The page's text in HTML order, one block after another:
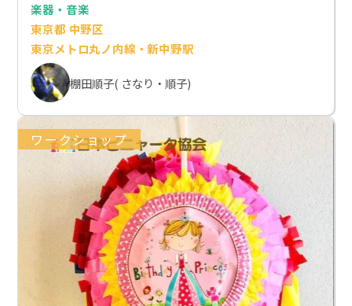
楽器・音楽
東京都 中野区
東京メトロ丸ノ内線・新中野駅
棚田順子( さなり・順子)
ワークショップ